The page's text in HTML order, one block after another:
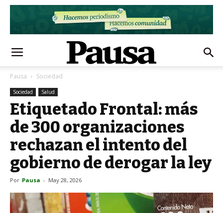
Pausa Sociedad
Sociedad Salud
Etiquetado Frontal: más
de 300 organizaciones
rechazan el intento del
gobierno de derogar la ley
Por Pausa - May 28, 2026